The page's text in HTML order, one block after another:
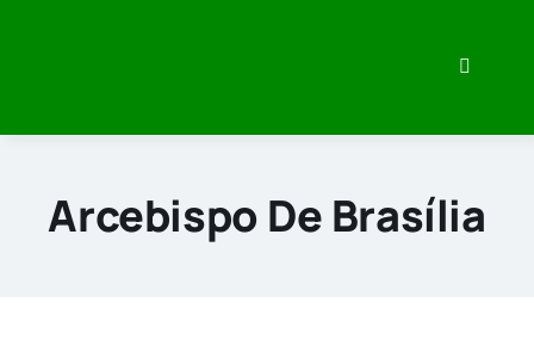
Toggle
O que
Arcebispo De Brasília